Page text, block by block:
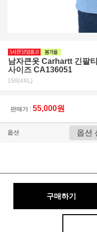
남자큰옷 Carhartt 긴팔
사이즈 CA136051
150(4XL)
판매가 : 55,000원
옵션
구매하기